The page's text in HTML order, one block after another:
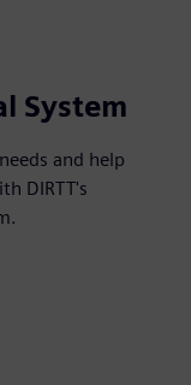
System
and help
DIRTT's